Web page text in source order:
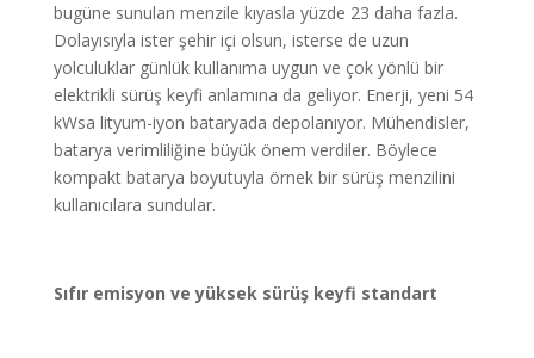
bugüne sunulan menzile kıyasla yüzde 23 daha fazla.
Dolayısıyla ister şehir içi olsun, isterse de uzun
yolculuklar günlük kullanıma uygun ve çok yönlü bir
elektrikli sürüş keyfi anlamına da geliyor. Enerji, yeni 54
kWsa lityum-iyon bataryada depolanıyor. Mühendisler,
batarya verimliliğine büyük önem verdiler. Böylece
kompakt batarya boyutuyla örnek bir sürüş menzilini
kullanıcılara sundular.
Sıfır emisyon ve yüksek sürüş keyfi standart